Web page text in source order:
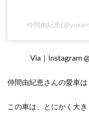
仲間由紀恵
Via｜Instagram
仲間由紀恵さんの愛車は
この車は、とにかく大